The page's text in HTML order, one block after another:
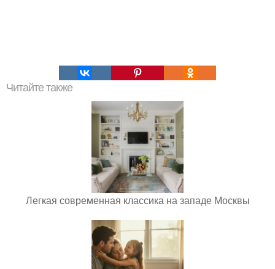
Читайте также
Легкая современная классика на западе Москвы